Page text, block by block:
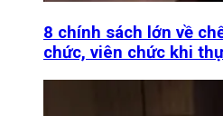
8 chính sách lớn về
chức, viên chức khi